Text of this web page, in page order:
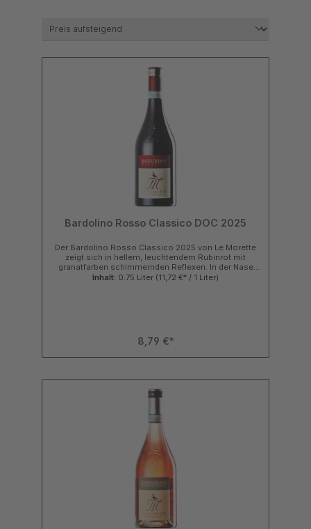
Bardolino Rosso Classico DOC 2025
Der Bardolino Rosso Classico 2025 von Le Morette
zeigt sich in hellem, leuchtendem Rubinrot mit
granatfarben schimmernden Reflexen. In der Nase
wirkt dieser Rotwein aus Italien aromatisch, frisch
Finale. Kurzinfo zu Wein & Weingut Noten von
Leistungsverhältnis Galperino Trinkempfehlung Der
Italien passt sehr gut zu kalten und warmen
Vorspeisen wie Mortadella, Carpaccio oder Suppen,
Gemüseaufläufen, Risotto, hellem wie dunklem
Fleisch oder gegrilltem Geflügel. Jetzt Rotwein im
Shop bei Galperino.de online kaufen, ab 120,00€
Warenwert Versandkostenfrei in Deutschland.Zutaten
Inhalt: 0.75 Liter (11,72 €* / 1 Liter)
8,79 €*